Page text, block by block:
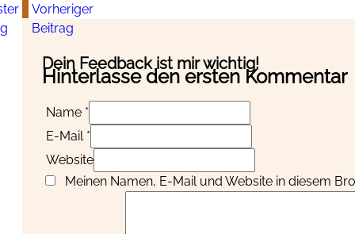
Vorheriger
Beitrag
Dein Feedback ist mir wichtig!
Hinterlasse den ersten Kommentar
Name *
E-Mail *
Website
Meinen Namen, E-Mail und Website in diesem